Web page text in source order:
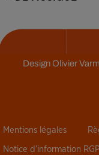
DesignOlivier
Mentions légales
Notice d’information